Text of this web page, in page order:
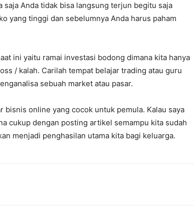
Anda tidak bisa langsung terjun begitu saja
yang tinggi dan sebelumnya Anda harus paham
ini yaitu ramai investasi bodong dimana kita hanya
/ kalah. Carilah tempat belajar trading atau guru
sebuah market atau pasar.
bisnis online yang cocok untuk pemula. Kalau saya
cukup dengan posting artikel semampu kita sudah
menjadi penghasilan utama kita bagi keluarga.